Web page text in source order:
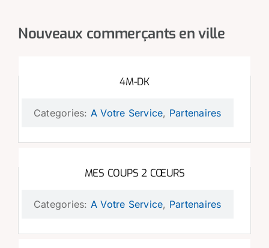
Nouveaux commerçants en ville
4M-DK
Categories: A Votre Service, Partenaires
MES COUPS 2 CŒURS
Categories: A Votre Service, Partenaires